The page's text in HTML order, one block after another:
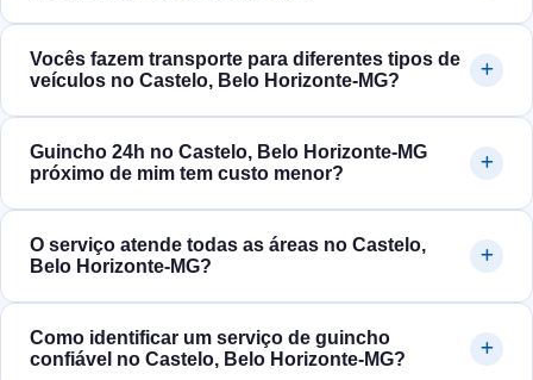
Vocês fazem transporte para diferentes tipos de
veículos no Castelo, Belo Horizonte‑MG?
Guincho 24h no Castelo, Belo Horizonte‑MG
próximo de mim tem custo menor?
O serviço atende todas as áreas no Castelo,
Belo Horizonte‑MG?
Como identificar um serviço de guincho
confiável no Castelo, Belo Horizonte‑MG?